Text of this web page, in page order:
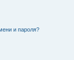
и пароля?